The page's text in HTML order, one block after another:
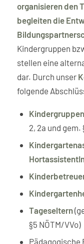
organisieren den
begleiten die
Kindergruppen
stellen eine
dar. Durch unser
folgende
2, 2a und gem.
Tageseltern
§5 NÖTM/VVo)